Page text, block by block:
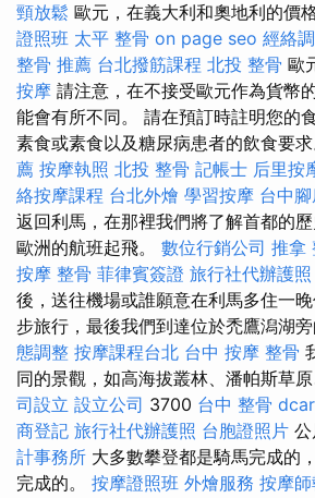
頸放鬆 歐元，在義大利和奧地利的價
證照班 太平 整骨 on page seo 經絡
整骨 推薦 台北撥筋課程 北投 整骨 歐
按摩 請注意，在不接受歐元作為貨幣
能會有所不同。 請在預訂時註明您的
素食或素食以及糖尿病患者的飲食要求
薦 按摩執照 北投 整骨 記帳士 后里按
絡按摩課程 台北外燴 學習按摩 台中
返回利馬，在那裡我們將了解首都的
歐洲的航班起飛。 數位行銷公司 推拿
按摩 整骨 菲律賓簽證 旅行社代辦護照
後，送往機場或誰願意在利馬多住一
步旅行，最後我們到達位於禿鷹潟湖旁
態調整 按摩課程台北 台中 按摩 整骨
同的景觀，如高海拔叢林、潘帕斯草
司設立 設立公司 3700 台中 整骨
商登記 旅行社代辦護照 台胞證照片 公
計事務所 大多數攀登都是騎馬完成的
完成的。 按摩證照班 外燴服務 按摩